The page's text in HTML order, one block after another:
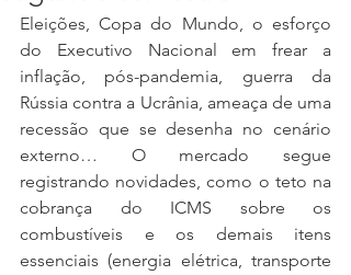
Eleições, Copa do Mundo, o esforço
do Executivo Nacional em frear a
inflação, pós-pandemia, guerra da
Rússia contra a Ucrânia, ameaça de uma
recessão que se desenha no cenário
externo… O mercado segue
registrando novidades, como o teto na
cobrança do ICMS sobre os
combustíveis e os demais itens
essenciais (energia elétrica, transporte